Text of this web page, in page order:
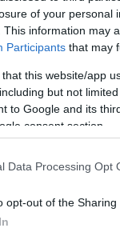
of your personal
This information may
Participants that may
that this website/app
but not
to Google and its
consent section.
Data Processing Opt
opt-out of the Sharing
το σετ με
ο Παπαλεξίου
ο «δικέφαλος
ένα
26 κάνοντας 1-
στα μισά